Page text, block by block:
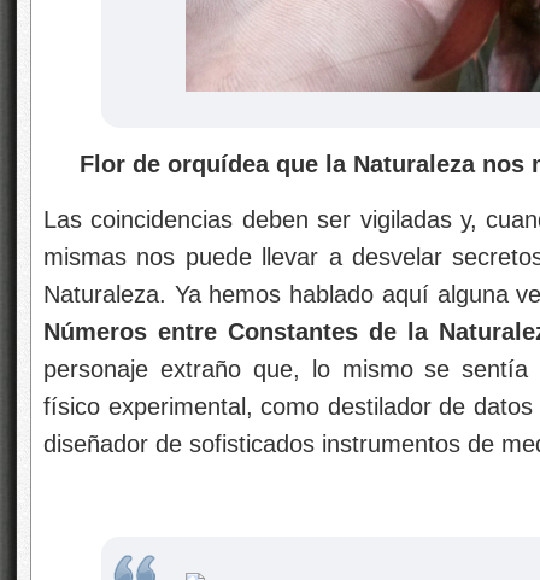
Flor de orquídea que la Naturaleza nos
Las coincidencias deben ser vigiladas y,
mismas nos puede llevar a desvelar
Naturaleza. Ya hemos hablado aquí alguna
Números entre Constantes de la
personaje extraño que, lo mismo se
físico experimental, como destilador de
diseñador de sofisticados instrumentos de